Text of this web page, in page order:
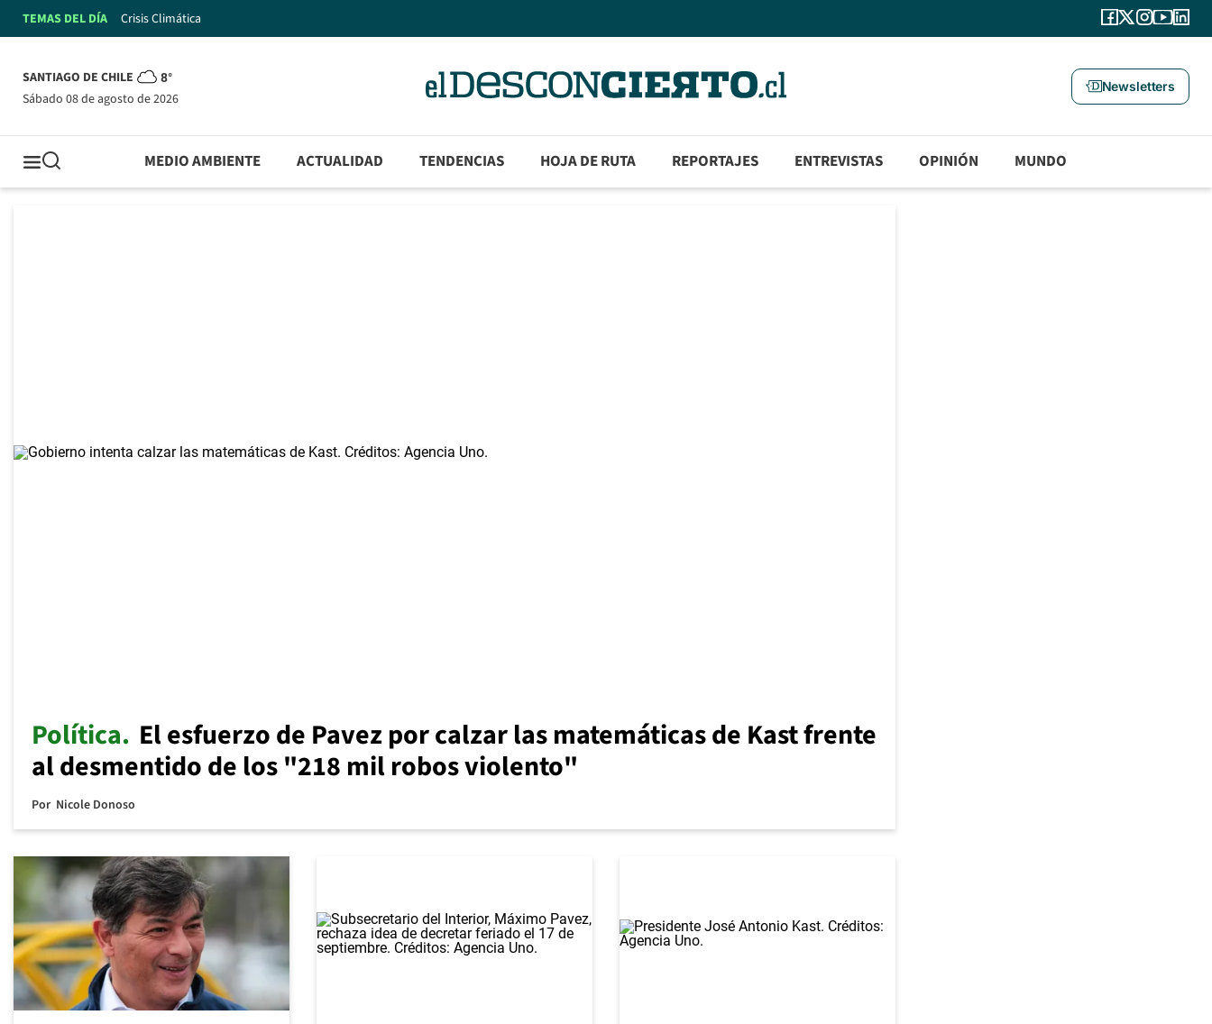
TEMAS DEL DÍA Crisis Climática
SANTIAGO DE CHILE 8°
sábado 08 de agosto de 2026
Newsletters
MEDIO AMBIENTE ACTUALIDAD TENDENCIAS HOJA DE RUTA REPORTAJES ENTREVISTAS OPINIÓN MUNDO
Política El esfuerzo de Pavez por calzar las matemáticas de Kast frente
al desmentido de los "218 mil robos violento"
Por Nicole Donoso